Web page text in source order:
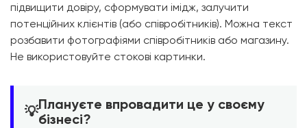
підвищити довіру, сформувати імідж, залучити
потенційних клієнтів (або співробітників). Можна текст
розбавити фотографіями співробітників або магазину.
Не використовуйте стокові картинки.
💡Плануєте впровадити це у своєму
бізнесі?